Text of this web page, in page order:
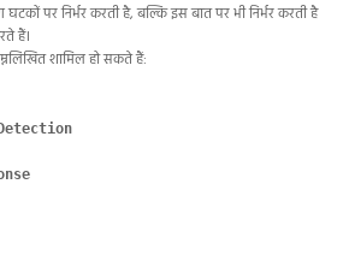
पर निर्भर करती है, बल्कि इस बात पर भी निर्भर करती है
हैं।
शामिल हो सकते हैं: